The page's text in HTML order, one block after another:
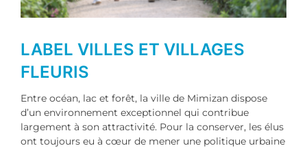
LABEL VILLES ET VILLAGES
FLEURIS
Entre océan, lac et forêt, la ville de Mimizan dispose
d’un environnement exceptionnel qui contribue
largement à son attractivité. Pour la conserver, les élus
ont toujours eu à cœur de mener une politique urbaine